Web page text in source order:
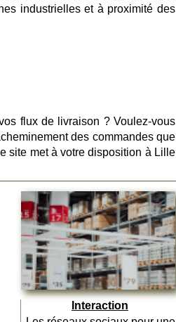
industrielles et à proximité des
flux de livraison ? Voulez-vous
des commandes que
site met à votre disposition à Lille
Interaction